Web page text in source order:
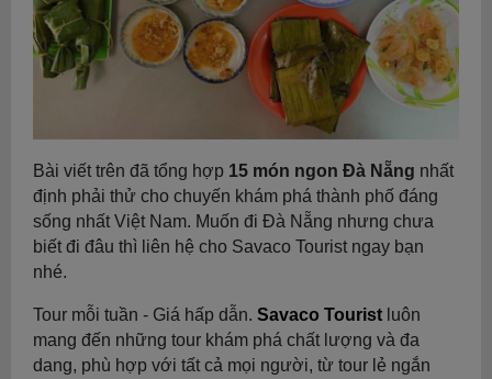
Bài viết trên đã tổng hợp 15 món ngon Đà Nẵng nhất
định phải thử cho chuyến khám phá thành phố đáng
sống nhất Việt Nam. Muốn đi Đà Nẵng nhưng chưa
biết đi đâu thì liên hệ cho Savaco Tourist ngay bạn
nhé.
Tour mỗi tuần - Giá hấp dẫn. Savaco Tourist luôn
mang đến những tour khám phá chất lượng và đa
dang, phù hợp với tất cả mọi người, từ tour lẻ ngắn